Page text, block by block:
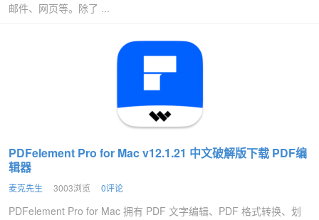
邮件、网页等。除了 ...
PDFelement Pro for Mac v12.1.21 中文破解版下载 PDF编
辑器
麦克先生 3003浏览 0评论
PDFelement Pro for Mac 拥有 PDF 文字编辑、PDF 格式转换、划